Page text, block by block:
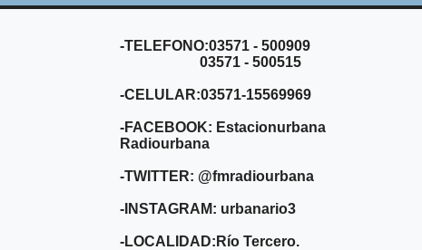
-TELEFONO:03571 - 500909
03571 - 500515
-CELULAR:03571-15569969
-FACEBOOK: Estacionurbana
Radiourbana
-TWITTER: @fmradiourbana
-INSTAGRAM: urbanario3
-LOCALIDAD:Río Tercero.